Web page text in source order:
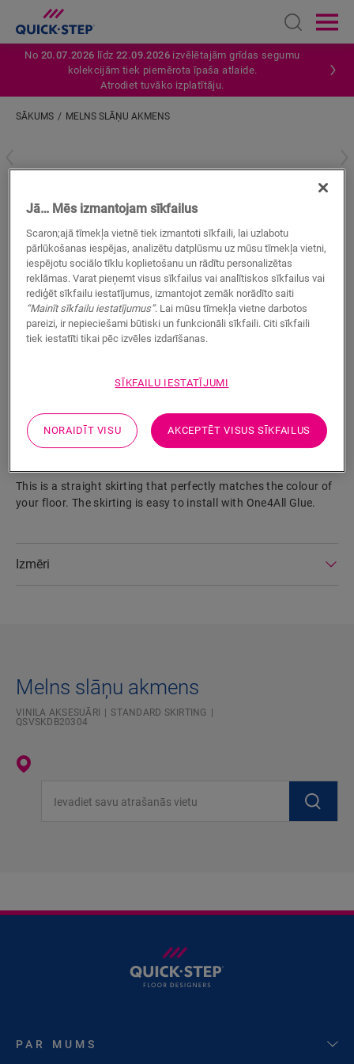
Open
No 20.07.2026 līdz22.09.2026 izvēlētajām grīdas segumu
kolekcijām tiek piemērota īpaša atlaide.
Atrodiet tuvāko izplatītāju.
SĀKUMS MELNS SLĀŅU AKMENS
Melns slāņu akmens
VINILA AKSESUĀRI STANDARD SKIRTING QSVSKDB20304
Skaista apdare
Krāsas pieskaņotas jūsu grīdai
Pret skrāpējumiem izturīgs virsējais slānis
Ūdensizturīgs
This is a straight skirting that perfectly matches the colour of
your floor. The skirting is easy to install with One4All Glue.
Izmēri
Melns slāņu akmens
VINILA AKSESUĀRI
STANDARD SKIRTING
QSVSKDB20304
PAR MUMS
Jā… Mēs izmantojam sīkfailus
Scaron;ajā tīmekļa vietnē tiek izmantoti sīkfaili, lai uzlabotu
pārlūkošanas iespējas, analizētu datplūsmu uz mūsu tīmekļa vietni,
iespējotu sociālo tīklu koplietošanu un rādītu personalizētas
reklāmas. Varat pieņemt visus sīkfailus vai analītiskos sīkfailus vai
rediģēt sīkfailu iestatījumus, izmantojot zemāk norādīto saiti
“Mainīt sīkfailu iestatījumus”. Lai mūsu tīmekļa vietne darbotos
pareizi, ir nepieciešami būtiski un funkcionāli sīkfaili. Citi sīkfaili
tiek iestatīti tikai pēc izvēles izdarīšanas.
SĪKFAILU IESTATĪJUMI
NORAIDĪT VISU AKCEPTĒT VISUS SĪKFAILUS